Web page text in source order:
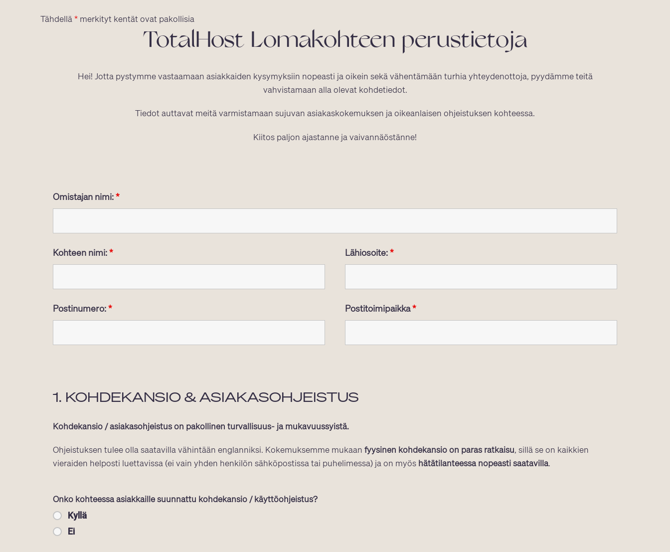
Tähdellä *merkityt kentät ovat pakollisia
TotalHost Lomakohteen perustietoja
Hei! Jotta pystymme vastaamaan asiakkaiden kysymyksiin nopeasti ja oikein sekä vähentämään turhia yhteydenottoja, pyydämme teitä
vahvistamaan alla olevat kohdetiedot.
Tiedot auttavat meitä varmistamaan sujuvan asiakaskokemuksen ja oikeanlaisen ohjeistuksen kohteessa.
Kiitos paljon ajastanne ja vaivannäöstänne!
Omistajan nimi:*
Kohteen nimi:* Lähiosoite:*
Postinumero:* Postitoimipaikka*
1. KOHDEKANSIO & ASIAKASOHJEISTUS
Kohdekansio / asiakasohjeistus on pakollinen turvallisuus- ja mukavuussyistä.
Ohjeistuksen tulee olla saatavilla vähintään englanniksi. Kokemuksemme mukaan fyysinen kohdekansio on paras ratkaisu, sillä se on kaikkien
vieraiden helposti luettavissa (ei vain yhden henkilön sähköpostissa tai puhelimessa) ja on myös hätätilanteessa nopeasti saatavilla.
Onko kohteessa asiakkaille suunnattu kohdekansio / käyttöohjeistus?
Kyllä
Ei